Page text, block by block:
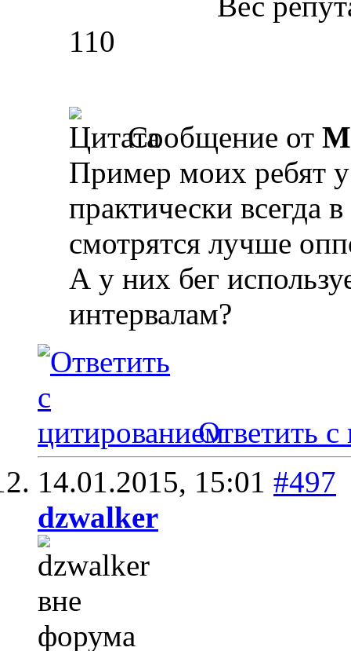
110
Сообщение от
Пример моих ребят
практически всегда
смотрятся лучше
А у них бег
интервалам?
Ответить с
14.01.2015, 15:01 #497
dzwalker